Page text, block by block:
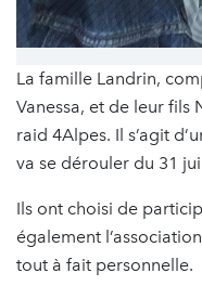
La famille Landrin,
Vanessa, et de leur fils
raid 4Alpes. Il s’agit
va se dérouler du 31
Ils ont choisi de
également
tout à fait personnelle.